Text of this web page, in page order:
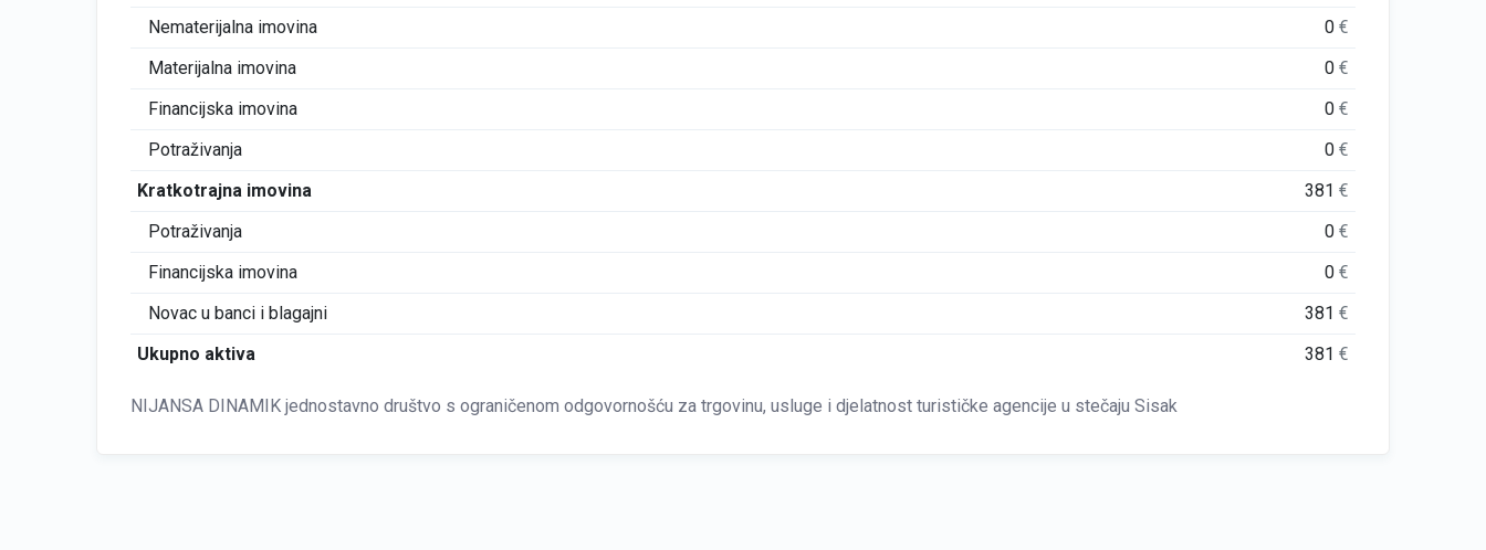
Nematerijalna imovina
0€
Materijalna imovina
0€
Financijska imovina
0€
Potraživanja
0€
Kratkotrajna imovina
381€
Potraživanja
0€
Financijska imovina
0€
Novac u banci i blagajni
381€
Ukupno aktiva
381€
NIJANSA DINAMIK jednostavno društvo s ograničenom odgovornošću za trgovinu, usluge i djelatnost turističke agencije u stečaju Sisak